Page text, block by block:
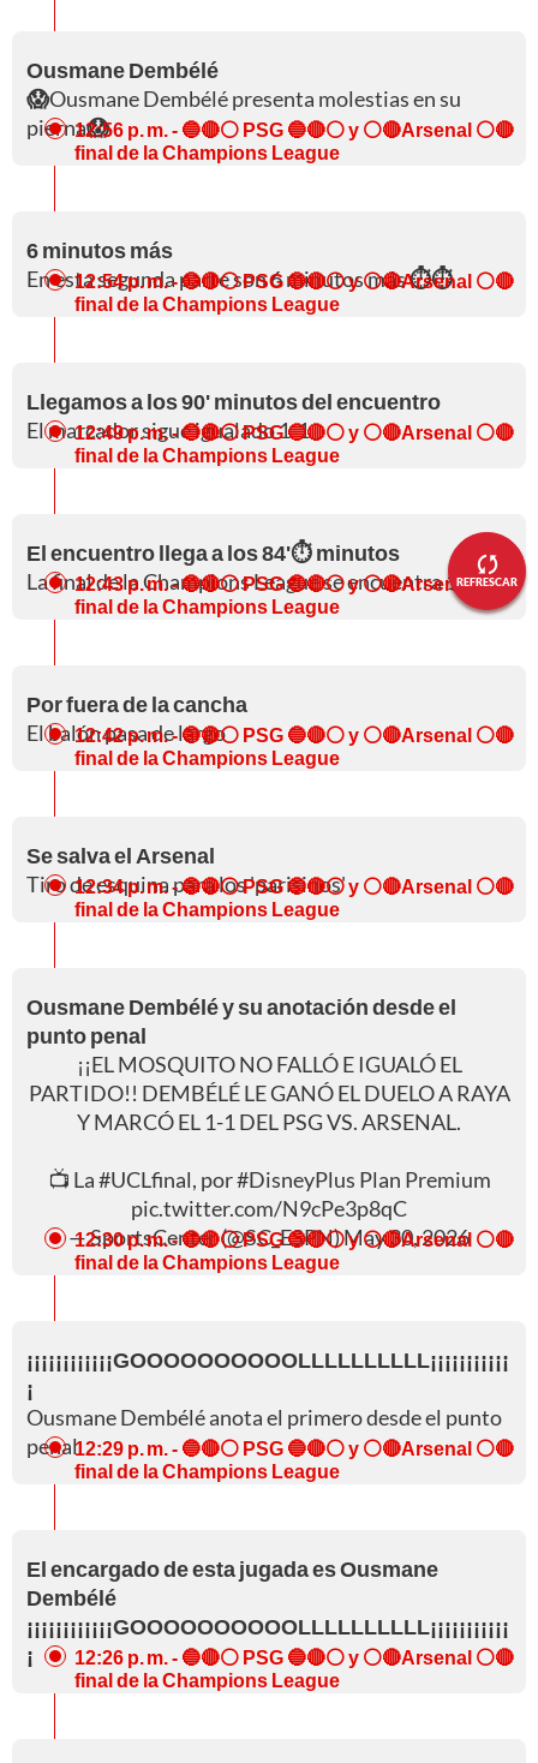
REFRESCAR
Ousmane Dembélé
😱Ousmane Dembélé presenta molestias en su
pierna😱
12:56 p. m.- 🔵🔴⚪ PSG 🔵🔴⚪ y ⚪🔴Arsenal ⚪🔴
final de la Champions League
6 minutos más
En esta segunda parte son 6 minutos más⏱️⏱️
12:54 p. m.- 🔵🔴⚪ PSG 🔵🔴⚪ y ⚪🔴Arsenal ⚪🔴
final de la Champions League
Llegamos a los 90' minutos del encuentro
El marcador sigue igualado 1-1
12:49 p. m.- 🔵🔴⚪ PSG 🔵🔴⚪ y ⚪🔴Arsenal ⚪🔴
final de la Champions League
El encuentro llega a los 84'⏱️ minutos
La final de la Champions League se encuentra 1-1
12:43 p. m.- 🔵🔴⚪ PSG 🔵🔴⚪ y ⚪🔴Arsenal ⚪🔴
final de la Champions League
Por fuera de la cancha
El balón pasa de largo
12:42 p. m.- 🔵🔴⚪ PSG 🔵🔴⚪ y ⚪🔴Arsenal ⚪🔴
final de la Champions League
Se salva el Arsenal
Tiro de esquina para los 'parisinos'
12:34 p. m.- 🔵🔴⚪ PSG 🔵🔴⚪ y ⚪🔴Arsenal ⚪🔴
final de la Champions League
Ousmane Dembélé y su anotación desde el
punto penal
¡¡EL MOSQUITO NO FALLÓ E IGUALÓ EL
PARTIDO!! DEMBÉLÉ LE GANÓ EL DUELO A RAYA
Y MARCÓ EL 1-1 DEL PSG VS. ARSENAL.
📺 La#UCLfinal, por#DisneyPlus Plan Premium
pic.twitter.com/N9cPe3p8qC
— SportsCenter (@SC_ESPN)May 30, 2026
12:30 p. m.- 🔵🔴⚪ PSG 🔵🔴⚪ y ⚪🔴Arsenal ⚪🔴
final de la Champions League
¡¡¡¡¡¡¡¡¡¡¡¡GOOOOOOOOOOLLLLLLLLLL¡¡¡¡¡¡¡¡¡¡¡
¡
Ousmane Dembélé anota el primero desde el punto
penal12:29 p. m.- 🔵🔴⚪ PSG 🔵🔴⚪ y ⚪🔴Arsenal ⚪🔴
final de la Champions League
El encargado de esta jugada es Ousmane
Dembélé
¡¡¡¡¡¡¡¡¡¡¡¡GOOOOOOOOOOLLLLLLLLLL¡¡¡¡¡¡¡¡¡¡¡
¡
12:26 p. m.- 🔵🔴⚪ PSG 🔵🔴⚪ y ⚪🔴Arsenal ⚪🔴
final de la Champions League